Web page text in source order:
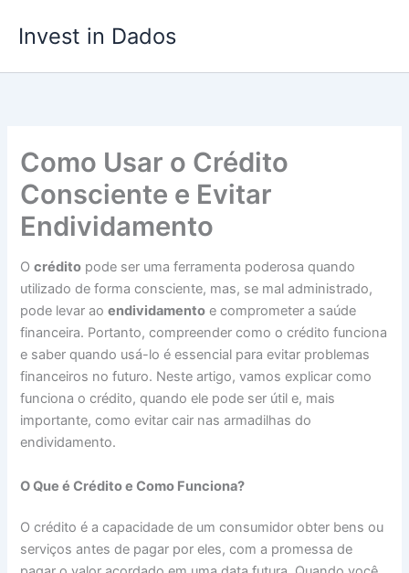
para
conteúdo
Invest in Dados
Como Usar o Crédito
Consciente e Evitar
Endividamento
Ocrédito pode ser uma ferramenta poderosa quando
utilizado de forma consciente, mas, se mal administrado,
pode levar aoendividamento e comprometer a saúde
financeira. Portanto, compreender como o crédito funciona
e saber quando usá-lo é essencial para evitar problemas
financeiros no futuro. Neste artigo, vamos explicar como
funciona o crédito, quando ele pode ser útil e, mais
importante, como evitar cair nas armadilhas do
endividamento.
O Que é Crédito e Como Funciona?
O crédito é a capacidade de um consumidor obter bens ou
serviços antes de pagar por eles, com a promessa de